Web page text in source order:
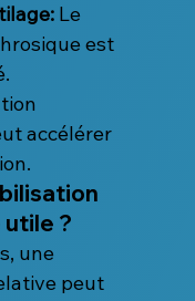
Le
est
accélérer
?
une
peut